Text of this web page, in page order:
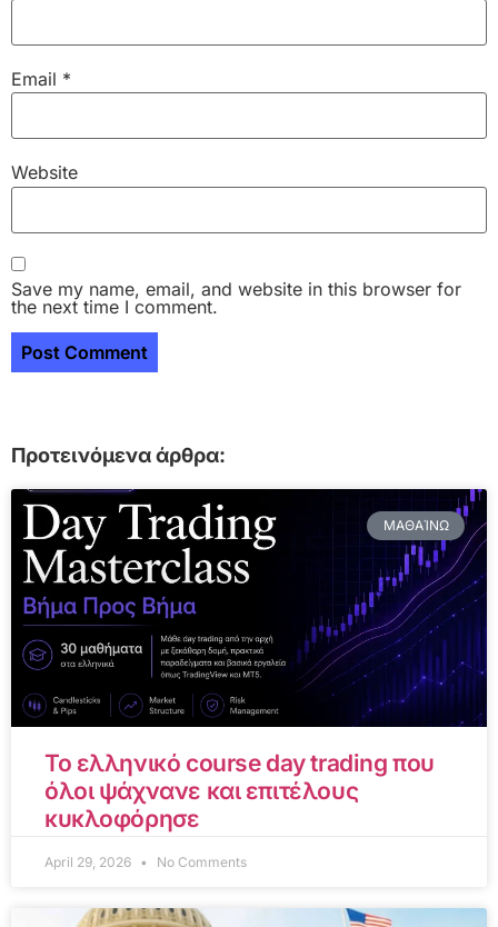
Email *
Website
Save my name, email, and website in this browser for
the next time I comment.
Προτεινόμενα άρθρα:
ΜΑΘΑΊΝΩ
Το ελληνικό course day trading που
όλοι ψάχνανε και επιτέλους
κυκλοφόρησε
April 29, 2026 No Comments